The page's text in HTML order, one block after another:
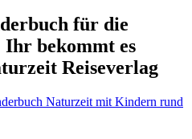
für die
bekommt es
Reiseverlag